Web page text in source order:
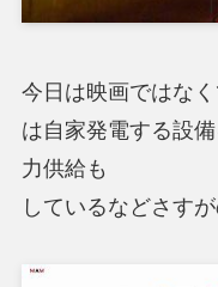
今日は映画ではな
は自家発電する設
力供給も
しているなどさす